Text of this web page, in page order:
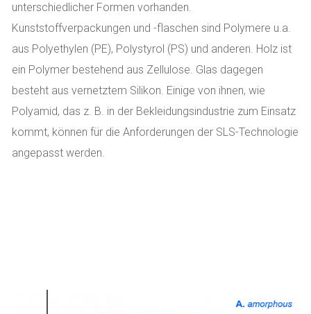
unterschiedlicher Formen vorhanden.
Kunststoffverpackungen und -flaschen sind Polymere u.a.
aus Polyethylen (PE), Polystyrol (PS) und anderen. Holz ist
ein Polymer bestehend aus Zellulose. Glas dagegen
besteht aus vernetztem Silikon. Einige von ihnen, wie
Polyamid, das z. B. in der Bekleidungsindustrie zum Einsatz
kommt, können für die Anforderungen der SLS-Technologie
angepasst werden.